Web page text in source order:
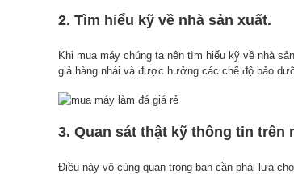
2. Tìm hiểu kỹ về nhà sản xuất.
Khi mua máy chúng ta nên tìm hiểu kỹ về nhà
giả hàng nhái và được hưởng các chế độ bảo
3. Quan sát thật kỹ thông tin trên
Điều này vô cùng quan trọng bạn cần phải lựa